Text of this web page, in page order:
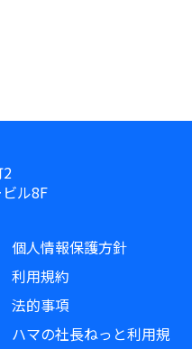
8F
個人情報保護方針
利用規約
法的事項
ハマの社長ねっと利用規